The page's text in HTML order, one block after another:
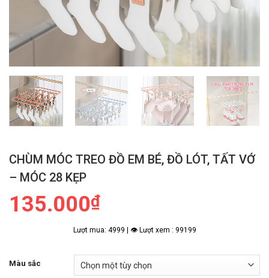
CHÙM MÓC TREO ĐỒ EM BÉ, ĐỒ LÓT, TẤT VỚ
– MÓC 28 KẸP
135.000₫
Lượt mua: 4999 | 👁 Lượt xem : 99199
Màu sắc